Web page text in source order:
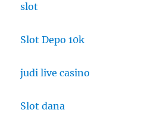
slot
Slot Depo 10k
judi live casino
Slot dana